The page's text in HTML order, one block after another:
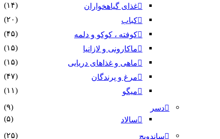
غذای گیاهخواران
(۱۴)
کباب
(۲۰)
کوفته ، کوکو و دلمه
(۴۵)
ماکارونی و لازانیا
(۱۵)
ماهی و غذاهای دریایی
(۱۵)
مرغ و پرندگان
(۴۷)
میگو
(۱۱)
دسر
(۹)
سالاد
(۵)
ساندویچ (۲۵)